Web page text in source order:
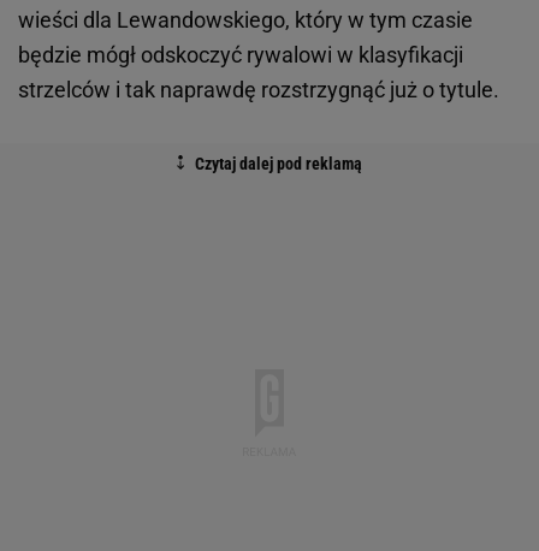
wieści dla Lewandowskiego, który w tym czasie
będzie mógł odskoczyć rywalowi w klasyfikacji
strzelców i tak naprawdę rozstrzygnąć już o tytule.